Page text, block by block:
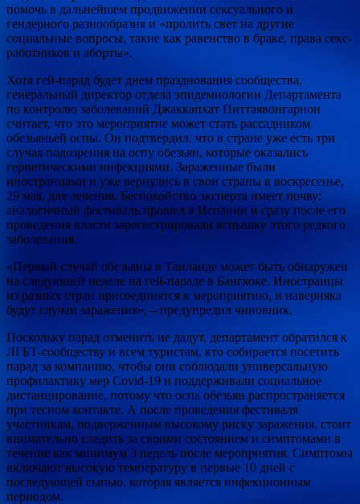
помочь в дальнейшем продвижении сексуального и
гендерного разнообразия и «пролить свет на другие
социальные вопросы, такие как равенство в браке, права секс-
работников и аборты».
Хотя гей-парад будет днем празднования сообщества,
генеральный директор отдела эпидемиологии Департамента
по контролю заболеваний Джаккапхат Питтаявонгарнон
считает, что это мероприятие может стать рассадником
обезьяньей оспы. Он подтвердил, что в стране уже есть три
случая подозрения на оспу обезьян, которые оказались
герпетическими инфекциями. Зараженные были
иностранцами и уже вернулись в свои страны в воскресенье,
29 мая, для лечения. Беспокойство эксперта имеет почву:
аналогичный фестиваль прошел в Испании и сразу после его
проведения власти зарегистрировали вспышку этого редкого
заболевания.
«Первый случай обезьяны в Таиланде может быть обнаружен
на следующей неделе на гей-параде в Бангкоке. Иностранцы
из разных стран присоединятся к мероприятию, и наверняка
будут случаи заражения», – предупредил чиновник.
Поскольку парад отменить не дадут, департамент обратился к
ЛГБТ-сообществу и всем туристам, кто собирается посетить
парад за компанию, чтобы они соблюдали универсальную
профилактику мер Covid-19 и поддерживали социальное
дистанцирование, потому что оспа обезьян распространяется
при тесном контакте. А после проведения фестиваля
участникам, подверженным высокому риску заражения, стоит
внимательно следить за своими состоянием и симптомами в
течение как минимум 3 недель после мероприятия. Симптомы
включают высокую температуру в первые 10 дней с
последующей сыпью, которая является инфекционным
периодом.